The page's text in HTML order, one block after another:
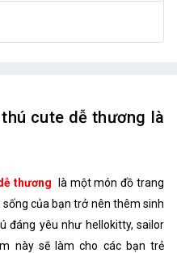
cute dễ thương là
thương là một món đồ trang
của bạn trở nên thêm sinh
đáng yêu như hellokitty, sailor
này sẽ làm cho các bạn trẻ